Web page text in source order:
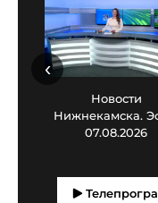
Новости
Нижнекамска.
07.08.2026
‹